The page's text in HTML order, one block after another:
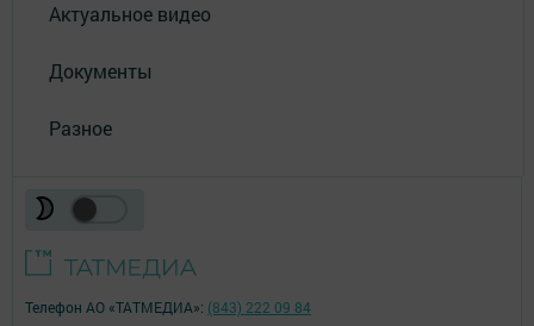
Актуальное видео
Документы
Разное
Телефон АО «ТАТМЕДИА»: (843) 222 09 84